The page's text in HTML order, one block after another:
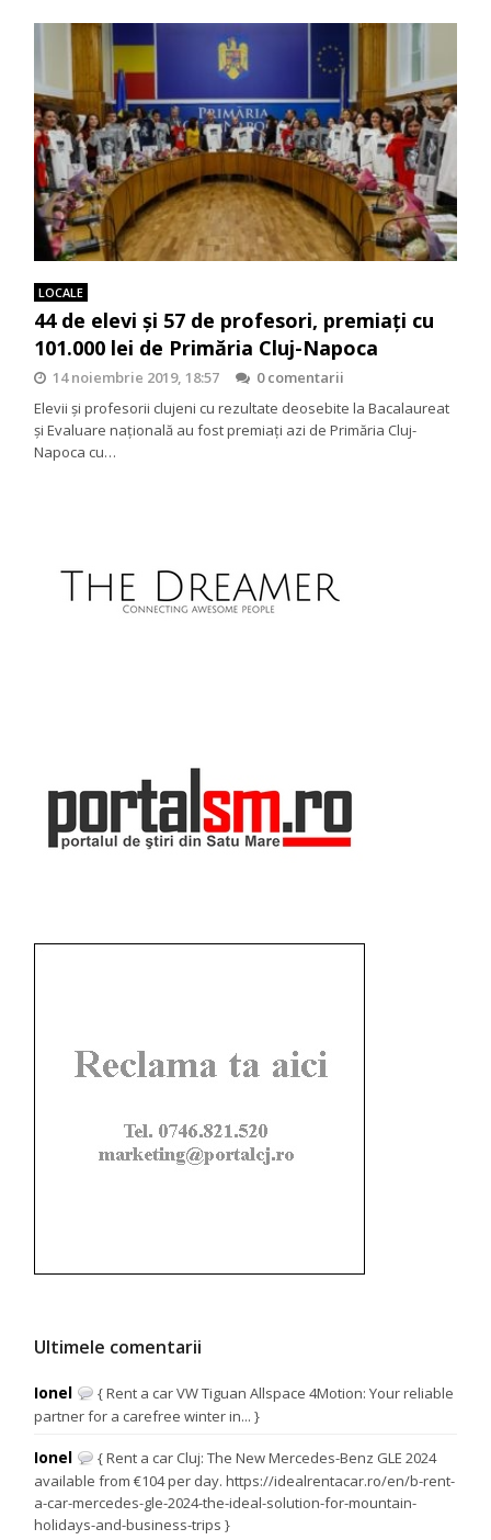
LOCALE
44 de elevi şi 57 de profesori, premiaţi cu
101.000 lei de Primăria Cluj-Napoca
14 noiembrie 2019, 18:57
0 comentarii
Elevii şi profesorii clujeni cu rezultate deosebite la Bacalaureat
şi Evaluare naţională au fost premiaţi azi de Primăria Cluj-
Napoca cu…
Ultimele comentarii
Ionel
{ Rent a car VW Tiguan Allspace 4Motion: Your reliable
partner for a carefree winter in... }
Ionel
{ Rent a car Cluj: The New Mercedes-Benz GLE 2024
available from €104 per day. https://idealrentacar.ro/en/b-rent-
a-car-mercedes-gle-2024-the-ideal-solution-for-mountain-
holidays-and-business-trips }